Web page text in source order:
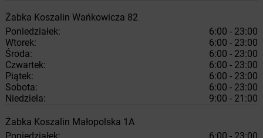
Żabka Koszalin Wańkowicza 82
Poniedziałek:
6:00 - 23:00
Wtorek:
6:00 - 23:00
Środa:
6:00 - 23:00
Czwartek:
6:00 - 23:00
Piątek:
6:00 - 23:00
Sobota:
6:00 - 23:00
Niedziela:
9:00 - 21:00
Żabka Koszalin Małopolska 1A